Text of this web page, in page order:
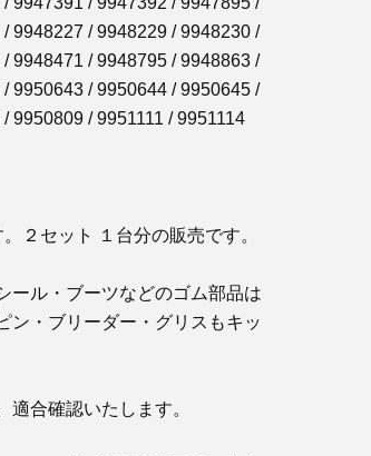
9948227 / 9948229 / 9948230 /
9948471 / 9948795 / 9948863 /
9950643 / 9950644 / 9950645 /
9950809 / 9951111 / 9951114
２セット １台分の販売です。
ール・ブーツなどのゴム部品は
ン・ブリーダー・グリスもキッ
合確認いたします。